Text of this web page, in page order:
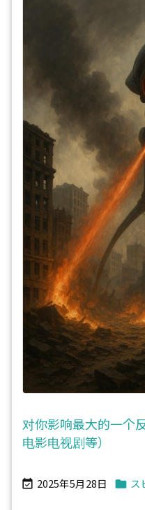
对你影响最大的一个
电影电视剧等）
 2025年5月28日  ス